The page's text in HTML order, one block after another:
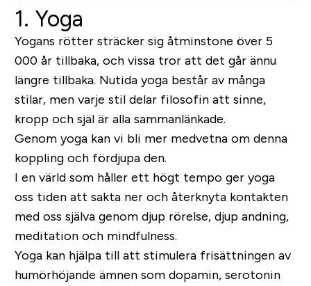
1. Yoga
Yogans rötter sträcker sig åtminstone över 5
000 år tillbaka, och vissa tror att det går ännu
längre tillbaka. Nutida yoga består av många
stilar, men varje stil delar filosofin att sinne,
kropp och själ är alla sammanlänkade.
Genom yoga kan vi bli mer medvetna om denna
koppling och fördjupa den.
I en värld som håller ett högt tempo ger yoga
oss tiden att sakta ner och återknyta kontakten
med oss själva genom djup rörelse, djup andning,
meditation och mindfulness.
Yoga kan hjälpa till att stimulera frisättningen av
humörhöjande ämnen som dopamin, serotonin